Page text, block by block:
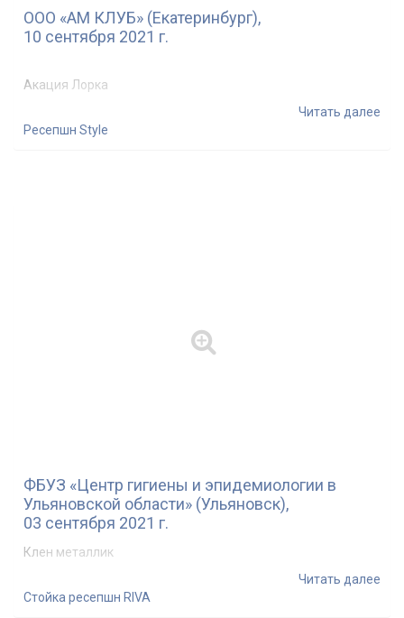
ООО «АМ КЛУБ» (Екатеринбург),
10 сентября 2021 г.
Акация Лорка
Читать далее
Ресепшн Style
ФБУЗ «Центр гигиены и эпидемиологии в
Ульяновской области» (Ульяновск),
03 сентября 2021 г.
Клен металлик
Читать далее
Стойка ресепшн RIVA